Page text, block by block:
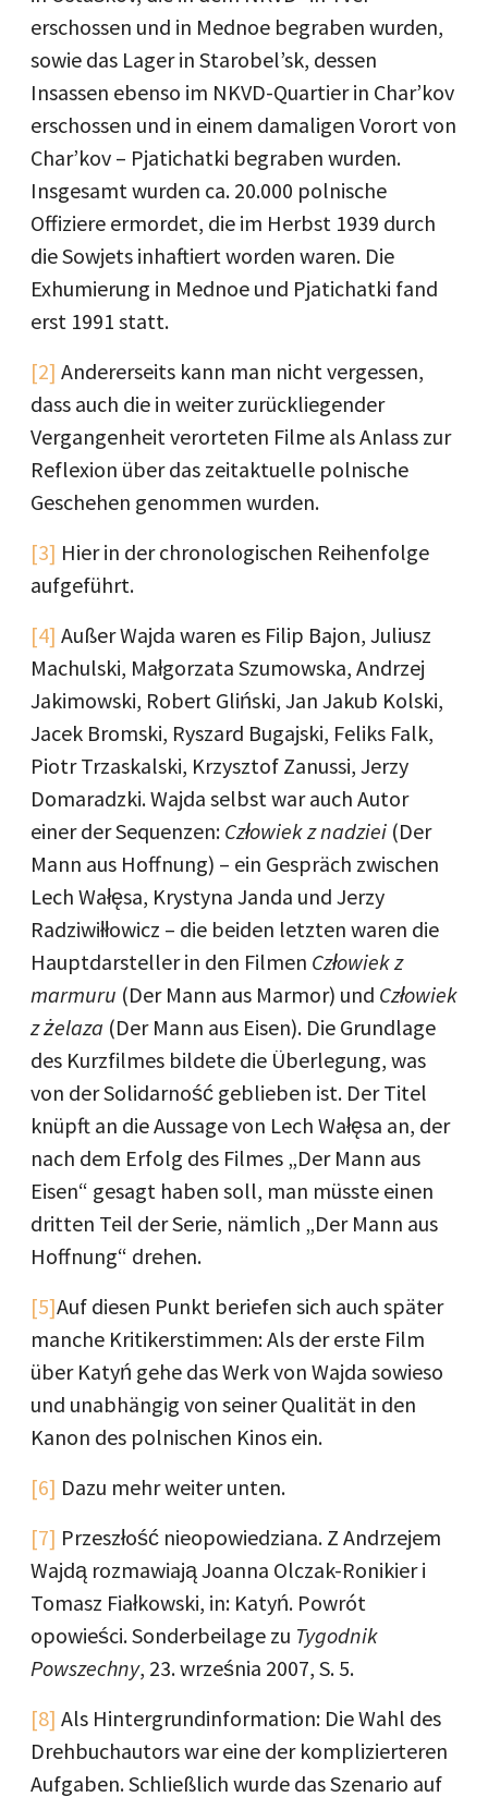
erschossen und in Mednoe begraben wurden,
sowie das Lager in Starobel’sk, dessen
Insassen ebenso im NKVD-Quartier in Char’kov
erschossen und in einem damaligen Vorort von
Char’kov – Pjatichatki begraben wurden.
Insgesamt wurden ca. 20.000 polnische
Offiziere ermordet, die im Herbst 1939 durch
die Sowjets inhaftiert worden waren. Die
Exhumierung in Mednoe und Pjatichatki fand
erst 1991 statt.
[2] Andererseits kann man nicht vergessen,
dass auch die in weiter zurückliegender
Vergangenheit verorteten Filme als Anlass zur
Reflexion über das zeitaktuelle polnische
Geschehen genommen wurden.
[3] Hier in der chronologischen Reihenfolge
aufgeführt.
[4] Außer Wajda waren es Filip Bajon, Juliusz
Machulski, Małgorzata Szumowska, Andrzej
Jakimowski, Robert Gliński, Jan Jakub Kolski,
Jacek Bromski, Ryszard Bugajski, Feliks Falk,
Piotr Trzaskalski, Krzysztof Zanussi, Jerzy
Domaradzki. Wajda selbst war auch Autor
einer der Sequenzen: Człowiek z nadziei (Der
Mann aus Hoffnung) – ein Gespräch zwischen
Lech Wałęsa, Krystyna Janda und Jerzy
Radziwiłłowicz – die beiden letzten waren die
Hauptdarsteller in den Filmen Człowiek z
marmuru (Der Mann aus Marmor) und Człowiek
z żelaza (Der Mann aus Eisen). Die Grundlage
des Kurzfilmes bildete die Überlegung, was
von der Solidarność geblieben ist. Der Titel
knüpft an die Aussage von Lech Wałęsa an, der
nach dem Erfolg des Filmes „Der Mann aus
Eisen“ gesagt haben soll, man müsste einen
dritten Teil der Serie, nämlich „Der Mann aus
Hoffnung“ drehen.
[5]Auf diesen Punkt beriefen sich auch später
manche Kritikerstimmen: Als der erste Film
über Katyń gehe das Werk von Wajda sowieso
und unabhängig von seiner Qualität in den
Kanon des polnischen Kinos ein.
[6] Dazu mehr weiter unten.
[7] Przeszłość nieopowiedziana. Z Andrzejem
Wajdą rozmawiają Joanna Olczak-Ronikier i
Tomasz Fiałkowski, in: Katyń. Powrót
opowieści. Sonderbeilage zu Tygodnik
Powszechny, 23. września 2007, S. 5.
[8] Als Hintergrundinformation: Die Wahl des
Drehbuchautors war eine der komplizierteren
Aufgaben. Schließlich wurde das Szenario auf